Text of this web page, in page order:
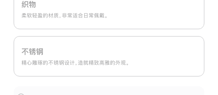
织物
柔软轻盈的材质，非常适合日常佩戴。
不锈钢
精心雕琢的不锈钢设计，造就精致高雅的外观。